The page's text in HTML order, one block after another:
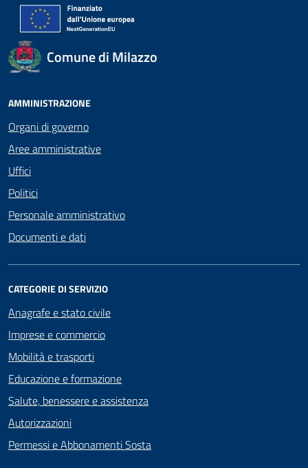
Comune di Milazzo
AMMINISTRAZIONE
Organi di governo
Aree amministrative
Uffici
Politici
Personale amministrativo
Documenti e dati
CATEGORIE DI SERVIZIO
Anagrafe e stato civile
Imprese e commercio
Mobilità e trasporti
Educazione e formazione
Salute, benessere e assistenza
Autorizzazioni
Permessi e Abbonamenti Sosta